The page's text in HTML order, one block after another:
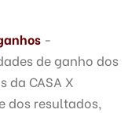
-
de ganho dos
da CASA X
dos resultados,